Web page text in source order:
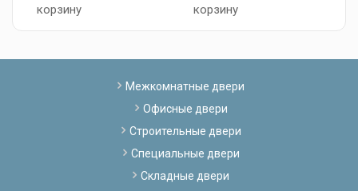
корзину
корзину
Межкомнатные двери
Офисные двери
Строительные двери
Специальные двери
Складные двери